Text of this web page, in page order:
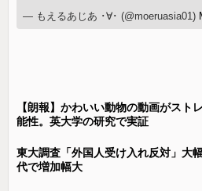
— もえるあじあ ･∀･ (@moeruasia01)
【朗報】かわいい動物の動画がスト
能性。英大学の研究で実証
東大調査「外国人受け入れ反対」大
代で増加幅大